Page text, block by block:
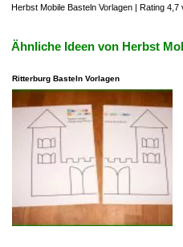
Herbst Mobile Basteln Vorlagen | Rating 4,7
Ähnliche Ideen von Herbst
Ritterburg Basteln Vorlagen